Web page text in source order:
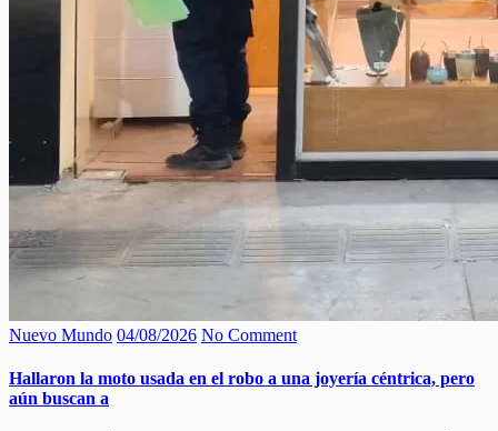
Nuevo Mundo 04/08/2026 No Comment
Hallaron la moto usada en el robo a una joyería céntrica, pero
aún buscan a